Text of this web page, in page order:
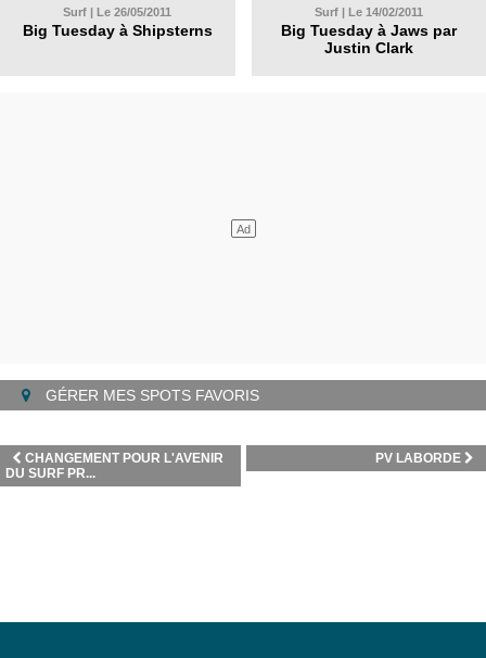
Surf | Le 26/05/2011
Big Tuesday à Shipsterns
Surf | Le 14/02/2011
Big Tuesday à Jaws par
Justin Clark
GÉRER MES SPOTS FAVORIS
PV LABORDE
CHANGEMENT POUR L'AVENIR
DU SURF PR...